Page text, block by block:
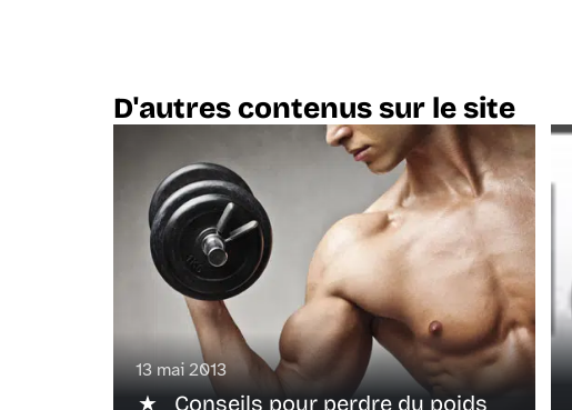
D'autres contenus sur le site
13 mai 2013
Conseils pour perdre du poids